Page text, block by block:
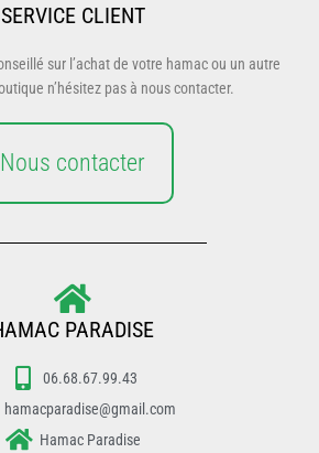
SERVICE CLIENT
sur l’achat de votre hamac ou un autre
n’hésitez pas à nous contacter.
Nous contacter
PARADISE
06.68.67.99.43
hamacparadise@gmail.com
Hamac Paradise